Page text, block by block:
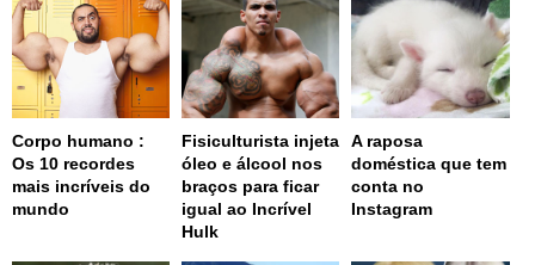
Corpo humano :
Os 10 recordes
mais incríveis do
mundo
Fisiculturista injeta
óleo e álcool nos
braços para ficar
igual ao Incrível
Hulk
A raposa
doméstica que tem
conta no
Instagram